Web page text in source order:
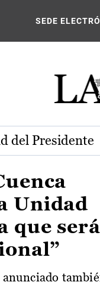
SEDE
del Presidente
Unidad
que será